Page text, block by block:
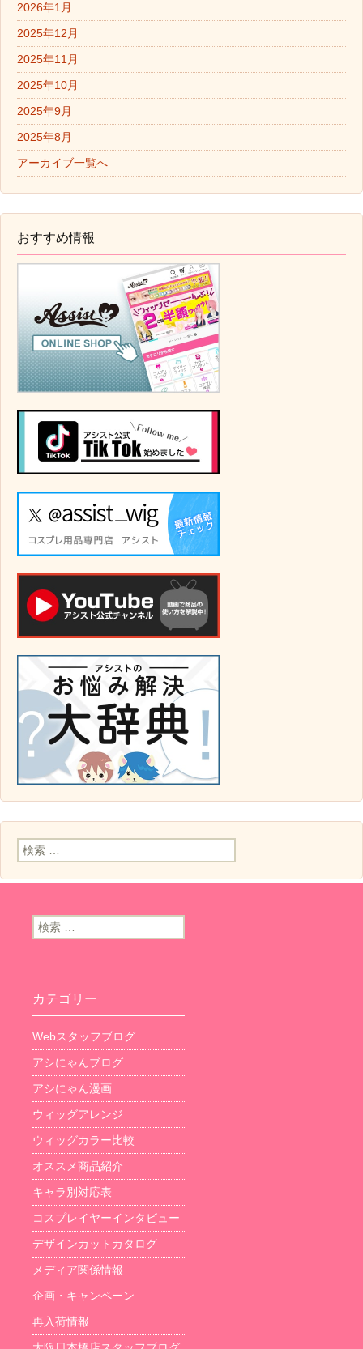
2026年1月
2025年12月
2025年11月
2025年10月
2025年9月
2025年8月
アーカイブ一覧へ
おすすめ情報
検索:
検索:
カテゴリー
Webスタッフブログ
アシにゃんブログ
アシにゃん漫画
ウィッグアレンジ
ウィッグカラー比較
オススメ商品紹介
キャラ別対応表
コスプレイヤーインタビュー
デザインカットカタログ
メディア関係情報
企画・キャンペーン
再入荷情報